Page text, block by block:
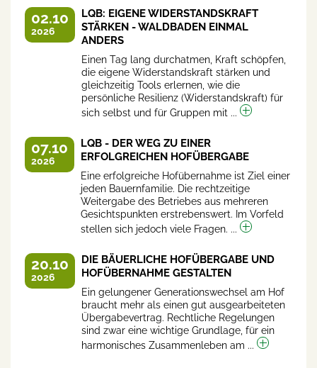
02.10
2026
LQB: EIGENE WIDERSTANDSKRAFT
STÄRKEN - WALDBADEN EINMAL
ANDERS
Einen Tag lang durchatmen, Kraft schöpfen,
die eigene Widerstandskraft stärken und
gleichzeitig Tools erlernen, wie die
persönliche Resilienz (Widerstandskraft) für
sich selbst und für Gruppen mit ...
07.10
2026
LQB - DER WEG ZU EINER
ERFOLGREICHEN HOFÜBERGABE
Eine erfolgreiche Hofübernahme ist Ziel einer
jeden Bauernfamilie. Die rechtzeitige
Weitergabe des Betriebes aus mehreren
Gesichtspunkten erstrebenswert. Im Vorfeld
stellen sich jedoch viele Fragen. ...
20.10
2026
DIE BÄUERLICHE HOFÜBERGABE UND
HOFÜBERNAHME GESTALTEN
Ein gelungener Generationswechsel am Hof
braucht mehr als einen gut ausgearbeiteten
Übergabevertrag. Rechtliche Regelungen
sind zwar eine wichtige Grundlage, für ein
harmonisches Zusammenleben am ...